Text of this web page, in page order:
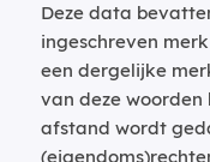
Deze data
ingeschreven
een dergelijke
van deze
afstand wordt